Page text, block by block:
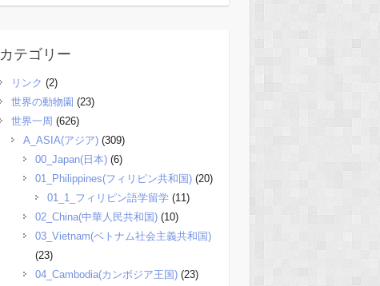
カテゴリー
リンク (2)
世界の動物園 (23)
世界一周 (626)
A_ASIA(アジア)(309)
00_Japan(日本)(6)
01_Philippines(フィリピン共和国)(20)
01_1_フィリピン語学留学(11)
02_China(中華人民共和国)(10)
03_Vietnam(ベトナム社会主義共和国)
(23)
04_Cambodia(カンボジア王国)(23)